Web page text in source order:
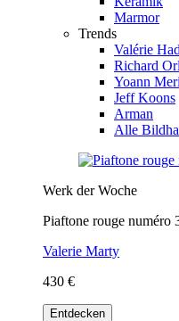
Marmor
Trends
Valérie
Richard
Yoann
Jeff Koons
Arman
Alle
Werk der Woche
Piaftone rouge numéro
Valerie Marty
430 €
Entdecken